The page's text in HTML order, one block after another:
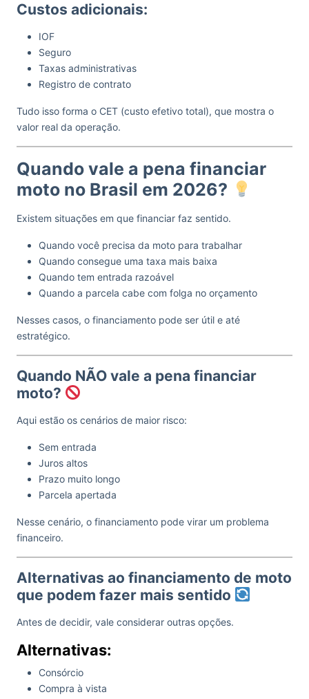
Custos adicionais:
IOF
Seguro
Taxas administrativas
Registro de contrato
Tudo isso forma o CET (custo efetivo total), que mostra o
valor real da operação.
Quando vale a pena financiar
moto no Brasil em 2026?
Existem situações em que financiar faz sentido.
Quando você precisa da moto para trabalhar
Quando consegue uma taxa mais baixa
Quando tem entrada razoável
Quando a parcela cabe com folga no orçamento
Nesses casos, o financiamento pode ser útil e até
estratégico.
Quando NÃO vale a pena financiar
moto?
Aqui estão os cenários de maior risco:
Sem entrada
Juros altos
Prazo muito longo
Parcela apertada
Nesse cenário, o financiamento pode virar um problema
financeiro.
Alternativas ao financiamento de moto
que podem fazer mais sentido
Antes de decidir, vale considerar outras opções.
Alternativas:
Consórcio
Compra à vista